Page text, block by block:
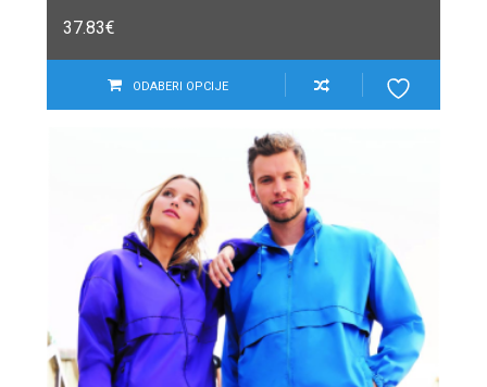
37.83€
ODABERI OPCIJE